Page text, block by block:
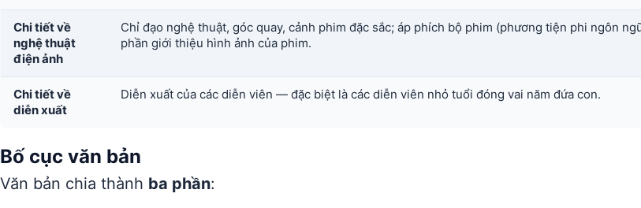
Chi tiết về
nghệ thuật
điện ảnh
Chỉ đạo nghệ thuật, góc quay, cảnh phim đặc sắc; áp phích bộ phim (phương tiện phi ngôn
phần giới thiệu hình ảnh của phim.
Chi tiết về
diễn xuất
Diễn xuất của các diễn viên — đặc biệt là các diễn viên nhỏ tuổi đóng vai năm đứa con.
Bố cục văn bản
Văn bản chia thành ba phần: